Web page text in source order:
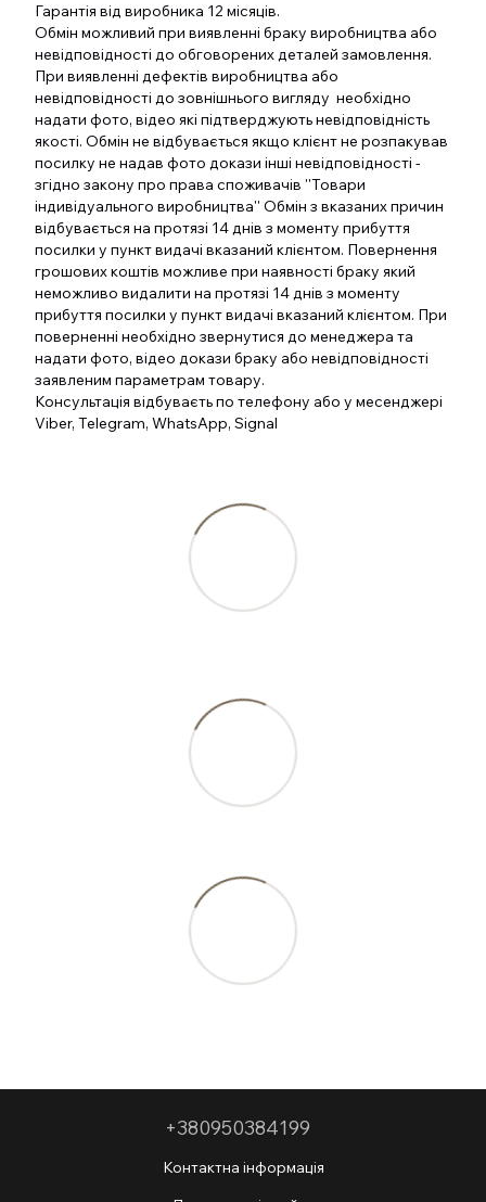
Гарантія від виробника 12 місяців.
Обмін можливий при виявленні браку виробництва або
невідповідності до обговорених деталей замовлення.
При виявленні дефектів виробництва або
невідповідності до зовнішнього вигляду необхідно
надати фото, відео які підтверджують невідповідність
якості. Обмін не відбувається якщо клієнт не розпакував
посилку не надав фото докази інші невідповідності -
згідно закону про права споживачів ''Товари
індивідуального виробництва'' Обмін з вказаних причин
відбувається на протязі 14 днів з моменту прибуття
посилки у пункт видачі вказаний клієнтом. Повернення
грошових коштів можливе при наявності браку який
неможливо видалити на протязі 14 днів з моменту
прибуття посилки у пункт видачі вказаний клієнтом. При
поверненні необхідно звернутися до менеджера та
надати фото, відео докази браку або невідповідності
заявленим параметрам товару.
Консультація відбуваєть по телефону або у месенджері
Viber, Telegram, WhatsApp, Signal
+380950384199
Контактна інформація